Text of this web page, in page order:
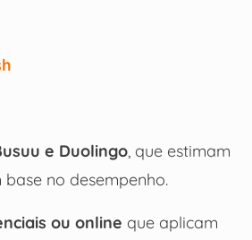
e Duolingo, que estimam
base no desempenho.
ou online que aplicam